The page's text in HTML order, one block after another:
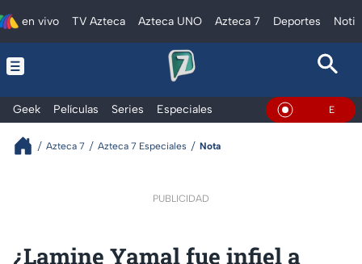
en vivo TV Azteca Azteca UNO Azteca 7 Deportes
Geek Películas Series Especiales En Vivo
Azteca 7 Azteca 7 Especiales Nota
PUBLICIDAD
¿Lamine Yamal fue infiel a